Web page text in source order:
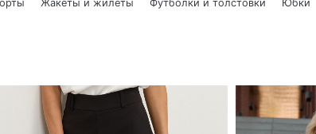
Жакеты и жилеты Футболки и толстовки Юбки